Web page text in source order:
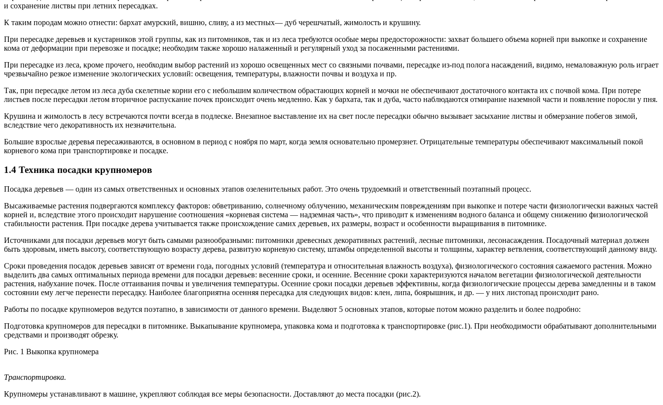
и сохранение листвы при летних пересадках.
К таким породам можно отнести: бархат амурский, вишню, сливу, а из местных— дуб черешчатый, жимолость и крушину.
При пересадке деревьев и кустарников этой группы, как из питомников, так и из леса требуются особые меры предосторожности: захват большего объема корней при выкопке и сохранение
кома от деформации при перевозке и посадке; необходим также хорошо налаженный и регулярный уход за посаженными растениями.
При пересадке из леса, кроме прочего, необходим выбор растений из хорошо освещенных мест со связными почвами, пересадке из-под полога насаждений, видимо, немаловажную роль играет
чрезвычайно резкое изменение экологических условий: освещения, температуры, влажности почвы и воздуха и пр.
Так, при пересадке летом из леса дуба скелетные корни его с небольшим количеством обрастающих корней и мочки не обеспечивают достаточного контакта их с почвой кома. При потере
листьев после пересадки летом вторичное распускание почек происходит очень медленно. Как у бархата, так и дуба, часто наблюдаются отмирание наземной части и появление поросли у пня.
Крушина и жимолость в лесу встречаются почти всегда в подлеске. Внезапное выставление их на свет после пересадки обычно вызывает засыхание листвы и обмерзание побегов зимой,
вследствие чего декоративность их незначительна.
Большие взрослые деревья пересаживаются, в основном в период с ноября по март, когда земля основательно промерзнет. Отрицательные температуры обеспечивают максимальный покой
корневого кома при транспортировке и посадке.
1.4 Техника посадки крупномеров
Посадка деревьев — один из самых ответственных и основных этапов озеленительных работ. Это очень трудоемкий и ответственный поэтапный процесс.
Высаживаемые растения подвергаются комплексу факторов: обветриванию, солнечному облучению, механическим повреждениям при выкопке и потере части физиологически важных частей
корней и, вследствие этого происходит нарушение соотношения «корневая система — надземная часть», что приводит к изменениям водного баланса и общему снижению физиологической
стабильности растения. При посадке дерева учитывается также происхождение самих деревьев, их размеры, возраст и особенности выращивания в питомнике.
Источниками для посадки деревьев могут быть самыми разнообразными: питомники древесных декоративных растений, лесные питомники, лесонасаждения. Посадочный материал должен
быть здоровым, иметь высоту, соответствующую возрасту дерева, развитую корневую систему, штамбы определенной высоты и толщины, характер ветвления, соответствующий данному виду.
Сроки проведения посадок деревьев зависят от времени года, погодных условий (температура и относительная влажность воздуха), физиологического состояния сажаемого растения. Можно
выделить два самых оптимальных периода времени для посадки деревьев: весенние сроки, и осенние. Весенние сроки характеризуются началом вегетации физиологической деятельности
растения, набухание почек. После оттаивания почвы и увеличения температуры. Осенние сроки посадки деревьев эффективны, когда физиологические процессы дерева замедленны и в таком
состоянии ему легче перенести пересадку. Наиболее благоприятна осенняя пересадка для следующих видов: клен, липа, боярышник, и др. — у них листопад происходит рано.
Работы по посадке крупномеров ведутся поэтапно, в зависимости от данного времени. Выделяют 5 основных этапов, которые потом можно разделить и более подробно:
Подготовка крупномеров для пересадки в питомнике. Выкапывание крупномера, упаковка кома и подготовка к транспортировке (рис.1). При необходимости обрабатывают дополнительными
средствами и производят обрезку.
Рис. 1 Выкопка крупномера
Транспортировка.
Крупномеры устанавливают в машине, укрепляют соблюдая все меры безопасности. Доставляют до места посадки (рис.2).